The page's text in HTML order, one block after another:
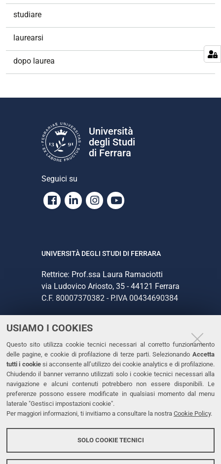
USIAMO I COOKIES
Questo sito utilizza cookie tecnici necessari al corretto funzionamento
delle pagine, e cookie di profilazione di terze parti. Selezionando Accetta
tutti i cookiesi acconsente all’utilizzo dei cookie analytics e di profilazione.
Chiudendo il banner verranno utilizzati solo i cookie tecnici necessari alla
navigazione e alcuni contenuti potrebbero non essere disponibili. Le
preferenze possono essere modificate in qualsiasi momento dal menu
laterale "Gestisci impostazioni cookie".
Per maggiori informazioni, ti invitiamo a consultare la nostra Cookie Policy.
SOLO COOKIE TECNICI
studiare
laurearsi
dopo laurea
Università
degli Studi
di Ferrara
Seguici su
Facebook
LinkedinInstagram
Youtube
UNIVERSITÀ DEGLI STUDI DI FERRARA
Rettrice: Prof.ssa Laura Ramaciotti
via Ludovico Ariosto, 35 - 44121 Ferrara
C.F. 80007370382 - P.IVA 00434690384
CONTATTI
Tel. +39 0532 293111
Fax. +39 0532 293031
PEC
LINKS
Dichiarazione di accessibilità
Protezione dati personali